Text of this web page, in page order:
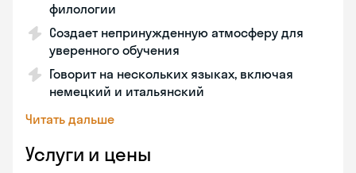
филологии
Создает непринужденную атмосферу для
уверенного обучения
Говорит на нескольких языках, включая
немецкий и итальянский
Читать дальше
Услуги и цены